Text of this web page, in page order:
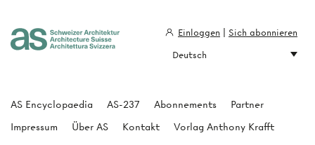
AS Encyclopaedia AS-237 Abonnements
Partner
Impressum
Über AS Kontakt Vorlag Anthony Krafft
Einloggen
Sich abonnieren
Deutsch